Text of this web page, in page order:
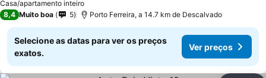
Casa/apartamento inteiro
8,4 Muito boa 5 Porto Ferreira, a 14.7 km de Descalvado
Selecione as datas para ver os preços
exatos.
Ver preços